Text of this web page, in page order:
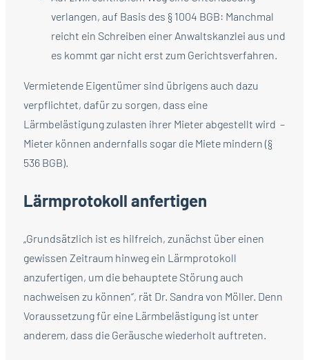
verlangen, auf Basis des § 1004 BGB: Manchmal
reicht ein Schreiben einer Anwaltskanzlei aus und
es kommt gar nicht erst zum Gerichtsverfahren.
Vermietende Eigentümer sind übrigens auch dazu
verpflichtet, dafür zu sorgen, dass eine
Lärmbelästigung zulasten ihrer Mieter abgestellt wird –
Mieter können andernfalls sogar die Miete mindern (§
536 BGB).
Lärmprotokoll anfertigen
„Grundsätzlich ist es hilfreich, zunächst über einen
gewissen Zeitraum hinweg ein Lärmprotokoll
anzufertigen, um die behauptete Störung auch
nachweisen zu können“, rät Dr. Sandra von Möller. Denn
Voraussetzung für eine Lärmbelästigung ist unter
anderem, dass die Geräusche wiederholt auftreten.